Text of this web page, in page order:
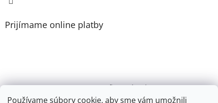
Používame súbory cookie, aby sme vám umožnili
Prijímame online platby
VENIO, s.r.o. - firemný web /
Videonávody YouTube k PR200, PR100, PR110, PR102